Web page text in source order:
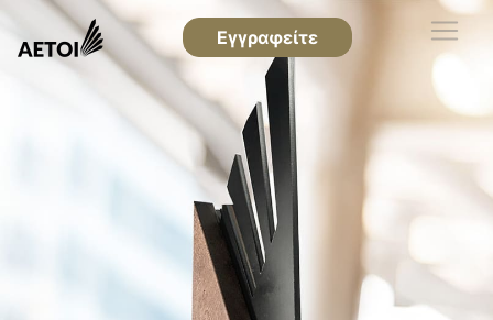
Εγγραφείτε